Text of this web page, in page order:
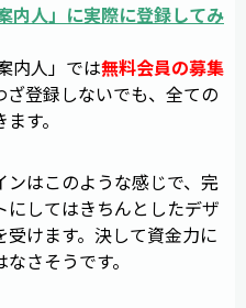
内人」に実際に登録してみ
内人」では無料会員の募集
ざ登録しないでも、全ての
す。
ンはこのような感じで、完
してはきちんとしたデザ
けます。決して資金力に
さそうです。